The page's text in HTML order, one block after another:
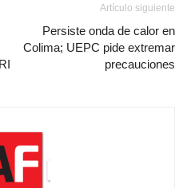
Artículo siguiente
Persiste onda de calor en
Colima; UEPC pide extremar
precauciones